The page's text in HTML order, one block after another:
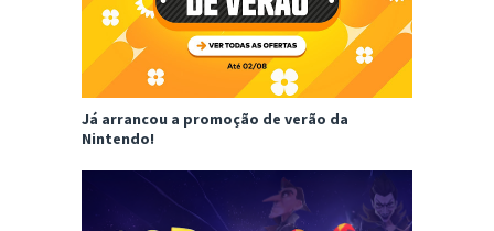
Já arrancou a promoção de verão da
Nintendo!